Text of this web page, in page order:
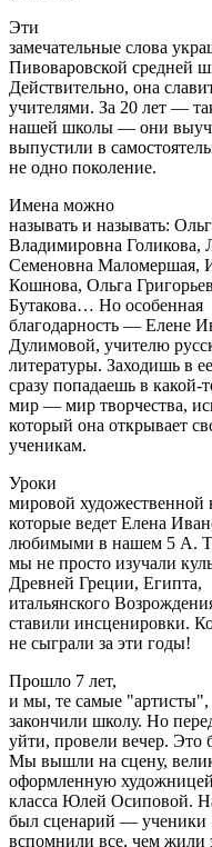
Эти
замечательные слова
Пивоваровской средней
Действительно, она
учителями. За 20 лет —
нашей школы — они
выпустили в
не одно поколение.
Имена можно
называть и называть:
Владимировна Голикова,
Семеновна Маломершая,
Кошнова, Ольга
Бутакова… Но особенная
благодарность — Елене
Дулимовой, учителю
литературы. Заходишь в
сразу попадаешь в какой-
мир — мир творчества,
который она открывает
ученикам.
Уроки
мировой художественной
которые ведет Елена
любимыми в нашем 5 А.
мы не просто изучали
Древней Греции, Египта,
итальянского
ставили инсценировки.
не сыграли за эти годы!
Прошло 7 лет,
и мы, те самые "артисты",
закончили школу. Но
уйти, провели вечер. Это
Мы вышли на сцену,
оформленную
класса Юлей Осиповой.
был сценарий — ученики
вспомнили все, чем жили